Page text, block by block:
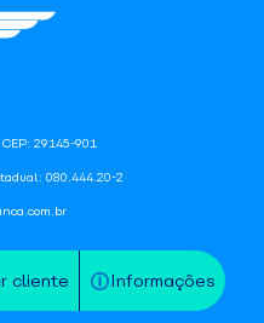
cliente Informações
29145-901
080.444.20-2